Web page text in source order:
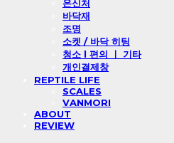
은신처
바닥재
조명
소켓 / 바닥 히팅
청소 l 편의 ㅣ 기타
개인결제창
REPTILE LIFE
SCALES
VANMORI
ABOUT
REVIEW